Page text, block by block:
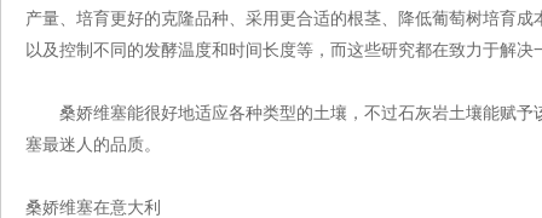
产量、培育更好的克隆品种、采用更合适的根茎、降低葡萄树培育
以及控制不同的发酵温度和时间长度等，而这些研究都在致力于解
桑娇维塞能很好地适应各种类型的土壤，不过石灰岩土壤能赋予
塞最迷人的品质。
桑娇维塞在意大利